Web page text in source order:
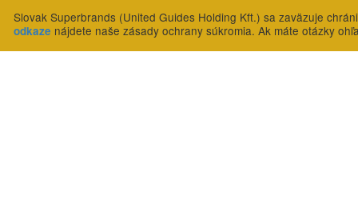
Slovak Superbrands (United Guides Holding Kft.) sa zaväzuje
odkaze nájdete naše zásady ochrany súkromia. Ak máte otázky